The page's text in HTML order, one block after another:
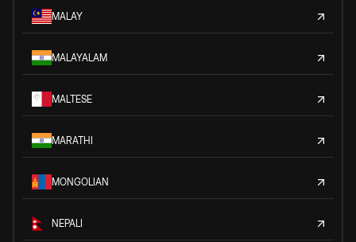
MALAY
MALAYALAM
MALTESE
MARATHI
MONGOLIAN
NEPALI